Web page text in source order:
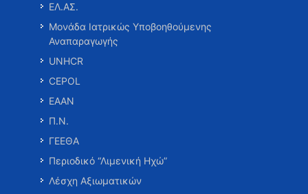
ΕΛ.ΑΣ.
Μονάδα Ιατρικώς Υποβοηθούμενης
Αναπαραγωγής
UNHCR
CEPOL
ΕΑΑΝ
Π.Ν.
ΓΕΕΘΑ
Περιοδικό “Λιμενική Ηχώ”
Λέσχη Αξιωματικών